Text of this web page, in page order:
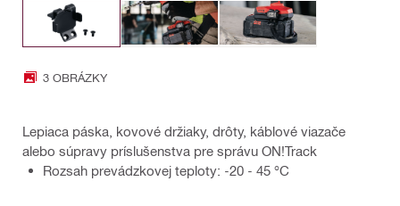
3 OBRÁZKY
Lepiaca páska, kovové držiaky, drôty, káblové viazače
alebo súpravy príslušenstva pre správu ON!Track
Rozsah prevádzkovej teploty: -20 - 45 °C